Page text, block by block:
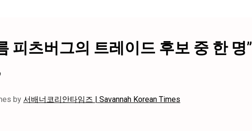
피츠버그의 트레이드 후보 중 한 명”
by 서배너코리안타임즈 | Savannah Korean Times